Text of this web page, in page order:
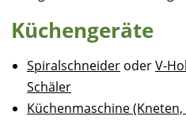
Küchengeräte
Spiralschneider oderV-
Schäler
Küchenmaschine